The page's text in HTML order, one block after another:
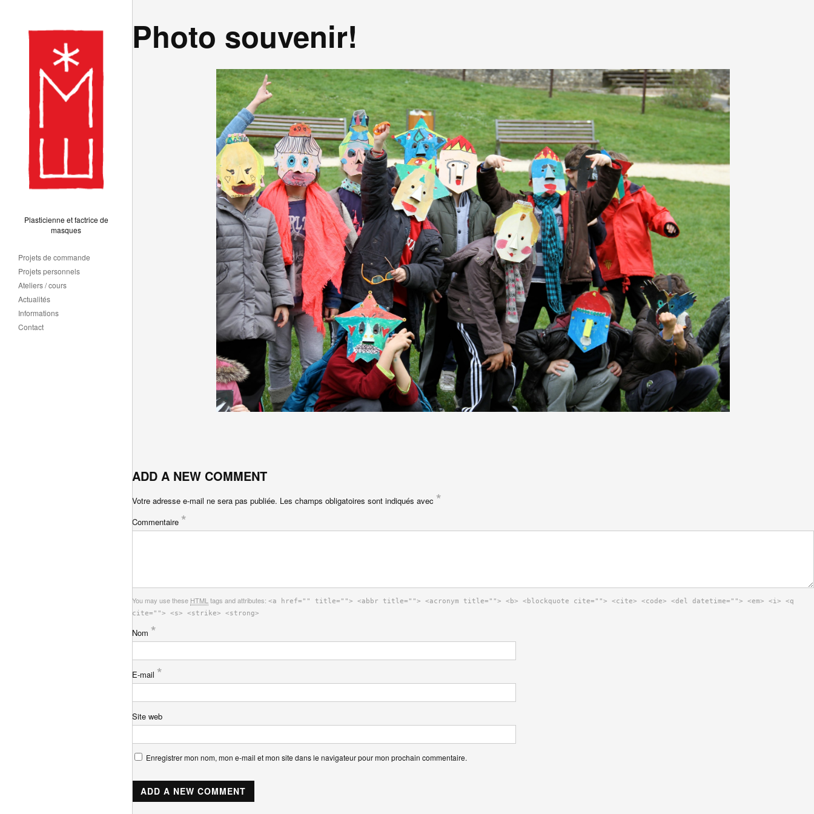
Plasticienne et factrice de
masques
Projets de commande
Projets personnels
Ateliers / cours
Actualités
Informations
Contact
Photo souvenir!
ADD A NEW COMMENT
Votre adresse e-mail ne sera pas publiée. Les champs obligatoires sont indiqués avec *
Commentaire *
You may use these HTML tags and attributes: <a href="" title=""> <abbr title=""> <acronym title=""> <b> <blockquote cite=""> <cite> <code> <del datetime=""> <em> <i> <q
cite=""> <s> <strike> <strong>
Nom *
E-mail *
Site web
Enregistrer mon nom, mon e-mail et mon site dans le navigateur pour mon prochain commentaire.